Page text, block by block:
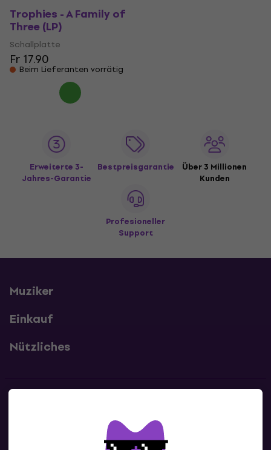
Trophies - A Family of
Three (LP)
Schallplatte
Fr 17.90
Beim Lieferanten vorrätig
Erweiterte 3-
Jahres-Garantie
Bestpreisgarantie
Über 3 Millionen
Kunden
Profesioneller
Support
Muziker
Einkauf
Nützliches
Kontaktiere uns